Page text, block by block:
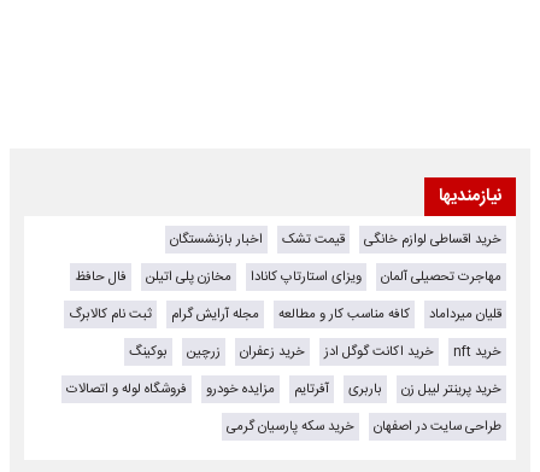
نیازمندیها
خرید اقساطی لوازم خانگی قیمت تشک
اخبار بازنشستگان
مهاجرت تحصیلی آلمان
ویزای استارتاپ کانادا مخازن پلی اتیلن
فال حافظ
قلیان میرداماد
کافه مناسب کار و مطالعه مجله آرایش گرام
ثبت نام کالابرگ
خرید nft
خرید اکانت گوگل ادز خرید زعفران زرچین
بوکینگ
خرید پرینتر لیبل زن
باربری آفرتایم مزایده خودرو
فروشگاه لوله و اتصالات
طراحی سایت در اصفهان
خرید سکه پارسیان گرمی